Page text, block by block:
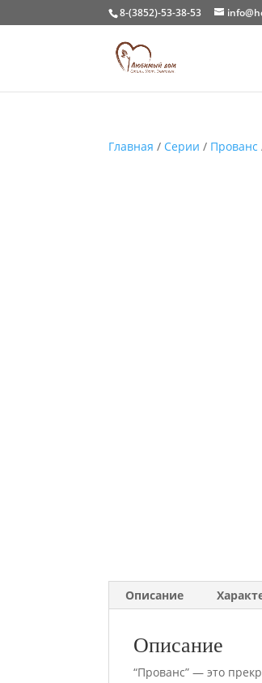
8-(3852)-53-38-53
Главная / Серии / Прованс
Описание
Описание
“Прованс” — это